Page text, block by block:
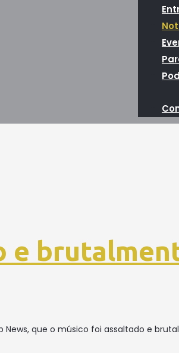
e
News, que o músico foi assaltado e